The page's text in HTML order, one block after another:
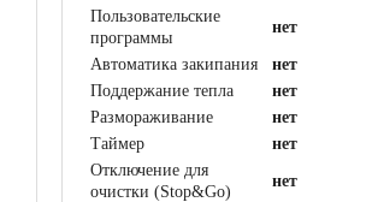
Пользовательские
программы
нет
Автоматика закипания
нет
Поддержание тепла
нет
Размораживание
нет
Таймер
нет
Отключение для
очистки (Stop&Go)
нет